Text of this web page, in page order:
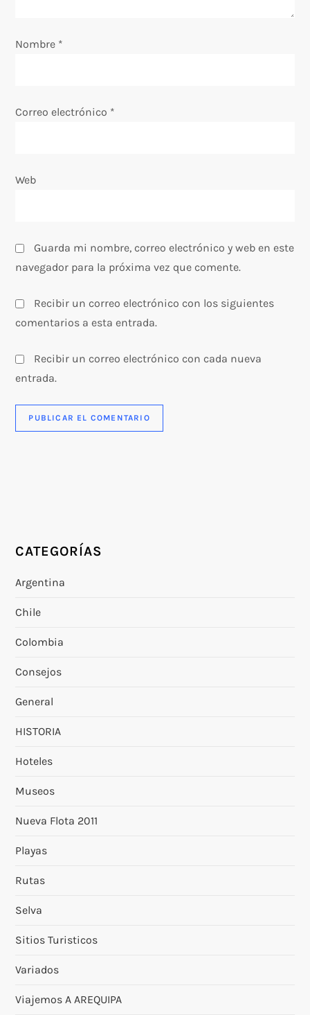
n
r
d
s
Nombre *
Correo electrónico *
Web
Guarda mi nombre, correo electrónico y web en este
navegador para la próxima vez que comente.
Recibir un correo electrónico con los siguientes
comentarios a esta entrada.
Recibir un correo electrónico con cada nueva
entrada.
CATEGORÍAS
Argentina
Chile
Colombia
Consejos
General
HISTORIA
Hoteles
Museos
Nueva Flota 2011
Playas
Rutas
Selva
Sitios Turisticos
Variados
Viajemos A AREQUIPA